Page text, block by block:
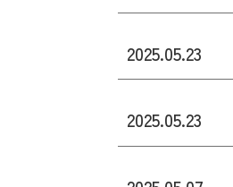
2025.05.23
2025.05.23